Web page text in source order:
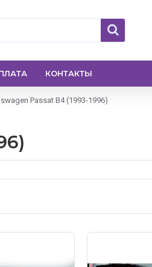
КОНТАКТЫ
Passat B4 (1993-1996)